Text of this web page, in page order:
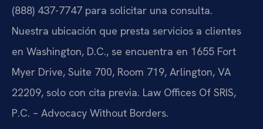
(888) 437-7747 para solicitar una consulta.
Nuestra ubicación que presta servicios a clientes
en Washington, D.C., se encuentra en 1655 Fort
Myer Drive, Suite 700, Room 719, Arlington, VA
22209, solo con cita previa. Law Offices Of SRIS,
P.C. – Advocacy Without Borders.